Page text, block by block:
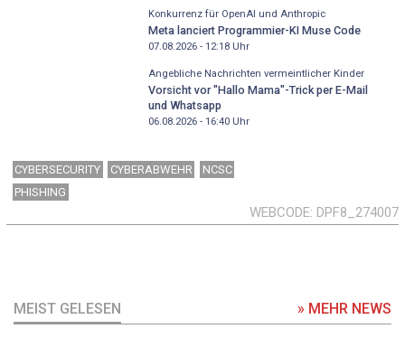
Konkurrenz für OpenAI und Anthropic
Meta lanciert Programmier-KI Muse Code
07.08.2026 - 12:18Uhr
Angebliche Nachrichten vermeintlicher Kinder
Vorsicht vor "Hallo Mama"-Trick per E-Mail
und Whatsapp
06.08.2026 - 16:40Uhr
CYBERSECURITY CYBERABWEHR
NCSC
PHISHING
WEBCODE DPF8_274007
MEIST GELESEN » MEHR NEWS